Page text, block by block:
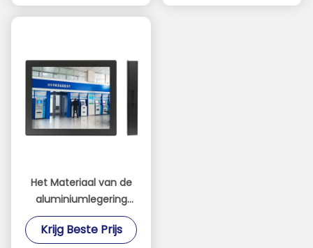
Het Materiaal van de
aluminiumlegering
bedde
Aanrakingscomité PC1
Krijg Beste Prijs